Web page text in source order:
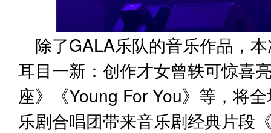
除了GALA乐队的音乐作品，
耳目一新：创作才女曾轶可惊喜
座》《Young For You》等，将
乐剧合唱团带来音乐剧经典片段